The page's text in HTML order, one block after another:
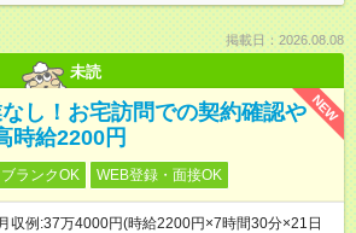
掲載日：2026.08.08
未読
NEW
し！お宅訪問での契約確認や
時給2200円
ブランクOK WEB登録・面接OK
収例:37万4000円(時給2200円×7時間30分×21日